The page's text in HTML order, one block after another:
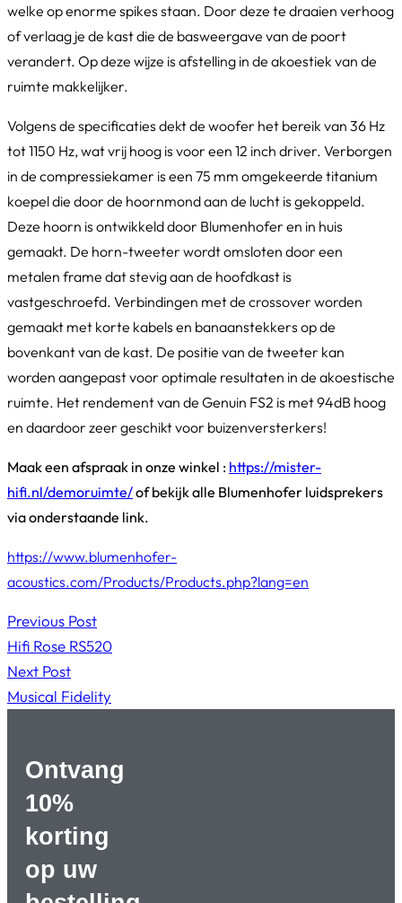
welke op enorme spikes staan. Door deze te draaien verhoog
of verlaag je de kast die de basweergave van de poort
verandert. Op deze wijze is afstelling in de akoestiek van de
ruimte makkelijker.
Volgens de specificaties dekt de woofer het bereik van 36 Hz
tot 1150 Hz, wat vrij hoog is voor een 12 inch driver. Verborgen
in de compressiekamer is een 75 mm omgekeerde titanium
koepel die door de hoornmond aan de lucht is gekoppeld.
Deze hoorn is ontwikkeld door Blumenhofer en in huis
gemaakt. De horn-tweeter wordt omsloten door een
metalen frame dat stevig aan de hoofdkast is
vastgeschroefd. Verbindingen met de crossover worden
gemaakt met korte kabels en banaanstekkers op de
bovenkant van de kast. De positie van de tweeter kan
worden aangepast voor optimale resultaten in de akoestische
ruimte. Het rendement van de Genuin FS2 is met 94dB hoog
en daardoor zeer geschikt voor buizenversterkers!
Maak een afspraak in onze winkel : https://mister-
hifi.nl/demoruimte/of bekijk alle Blumenhofer luidsprekers
via onderstaande link.
https://www.blumenhofer-
acoustics.com/Products/Products.php?lang=en
Previous Post
Hifi Rose RS520
Next Post
Musical Fidelity
Ontvang
10%
korting
op uw